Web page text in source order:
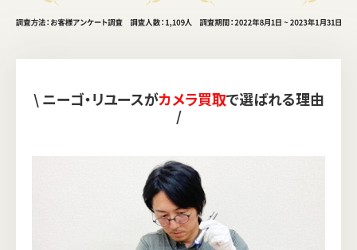
\ ニーゴ・リユースがカメラ買取で選ばれる理由
/